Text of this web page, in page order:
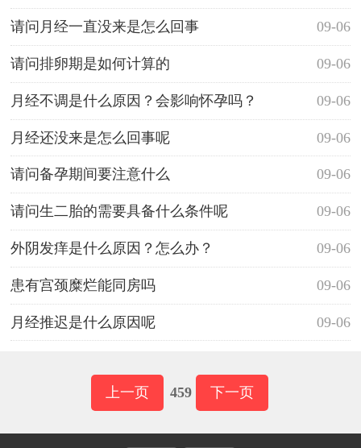
09-06
请问月经一直没来是怎么回事
09-06
请问排卵期是如何计算的
09-06
月经不调是什么原因？会影响怀孕吗？
09-06
月经还没来是怎么回事呢
09-06
请问备孕期间要注意什么
09-06
请问生二胎的需要具备什么条件呢
09-06
外阴发痒是什么原因？怎么办？
09-06
患有宫颈糜烂能同房吗
09-06
月经推迟是什么原因呢
上一页 459 下一页